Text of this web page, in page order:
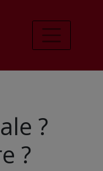
?
?